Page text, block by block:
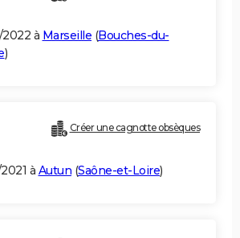
à Marseille (Bouches-du-
)
Créer une cagnotte obsèques
à Autun (Saône-et-Loire)